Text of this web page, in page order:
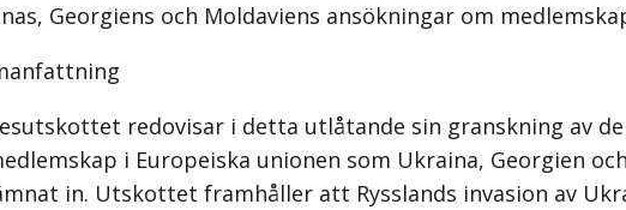
Georgiens och Moldaviens ansökningar om
redovisar i detta utlåtande sin granskning av
i Europeiska unionen som Ukraina, Georgien
in. Utskottet framhåller att Rysslands invasion av